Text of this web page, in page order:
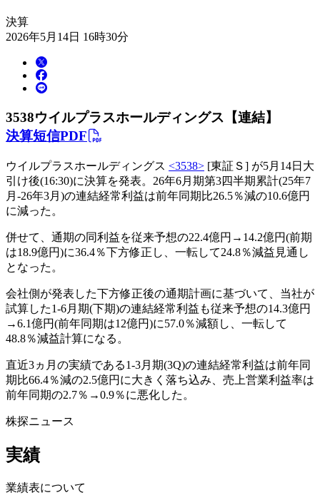
決算
2026年5月14日 16時30分
3538ウイルプラスホールディングス【連結】
決算短信PDF
ウイルプラスホールディングス <3538> [東証Ｓ] が5月14日大
引け後(16:30)に決算を発表。26年6月期第3四半期累計(25年7
月-26年3月)の連結経常利益は前年同期比26.5％減の10.6億円
に減った。
併せて、通期の同利益を従来予想の22.4億円→14.2億円(前期
は18.9億円)に36.4％下方修正し、一転して24.8％減益見通し
となった。
会社側が発表した下方修正後の通期計画に基づいて、当社が
試算した1-6月期(下期)の連結経常利益も従来予想の14.3億円
→6.1億円(前年同期は12億円)に57.0％減額し、一転して
48.8％減益計算になる。
直近3ヵ月の実績である1-3月期(3Q)の連結経常利益は前年同
期比66.4％減の2.5億円に大きく落ち込み、売上営業利益率は
前年同期の2.7％→0.9％に悪化した。
株探ニュース
実績
業績表について